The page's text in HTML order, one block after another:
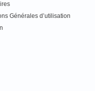
Générales d’utilisation